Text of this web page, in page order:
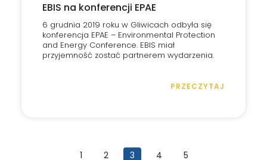
EBIS na konferencji EPAE
6 grudnia 2019 roku w Gliwicach odbyła się
konferencja EPAE – Environmental Protection
and Energy Conference. EBIS miał
przyjemność zostać partnerem wydarzenia.
PRZECZYTAJ
1 2 3 4 5